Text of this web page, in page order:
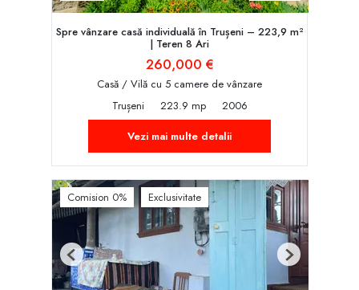
Spre vânzare casă individuală în Trușeni – 223,9 m²
| Teren 8 Ari
260,000 €
Casă / Vilă cu 5 camere de vânzare
Trușeni
223.9 mp
2006
Vezi mai multe detalii
Comision 0% Exclusivitate
Previous Next